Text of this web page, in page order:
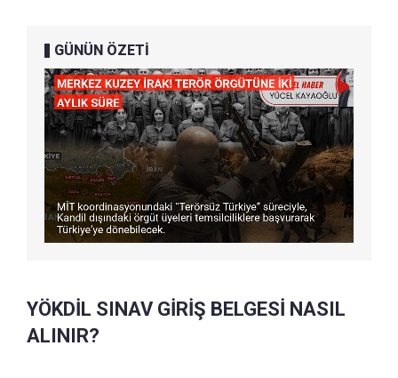
GÜNÜN ÖZETİ
YÖKDİL SINAV GİRİŞ BELGESİ NASIL
ALINIR?